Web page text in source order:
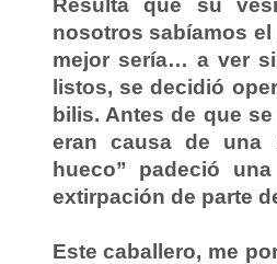
Resulta que su
nosotros sabíamos
mejor sería… a ver
listos, se decidió
bilis. Antes de que
eran causa de una
hueco” padeció
extirpación de parte
Este caballero, me